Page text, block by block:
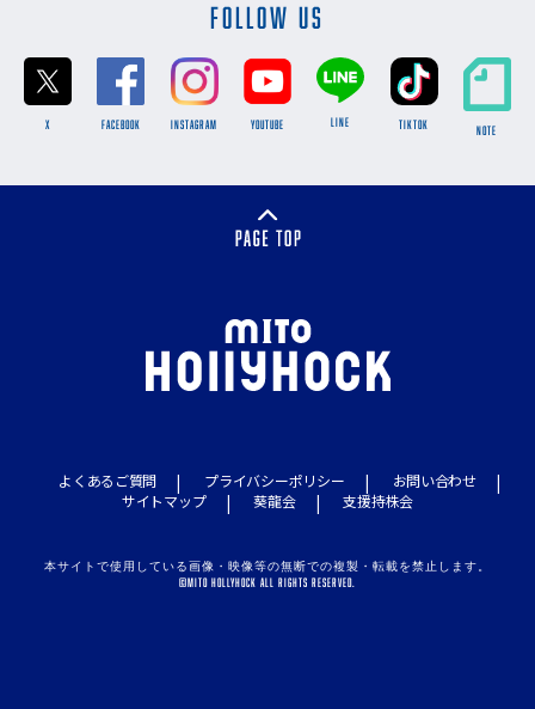
FOLLOW US
X FACEBOOK INSTAGRAM YOUTUBE LINE TikTok NOTE
よくあるご質問 プライバシーポリシー
お問い合わせ
サイトマップ
葵龍会 支援持株会
本サイトで使用している画像・映像等の無断での複製・転載を禁止します。
©MITO HOLLYHOCK ALL RIGHTS RESERVED.